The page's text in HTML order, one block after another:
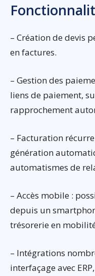
– Création de devis
en factures.
– Gestion des
liens de paiement,
rapprochement
– Facturation
génération
automatismes de
– Accès mobile :
depuis un
trésorerie en
– Intégrations
interfaçage avec